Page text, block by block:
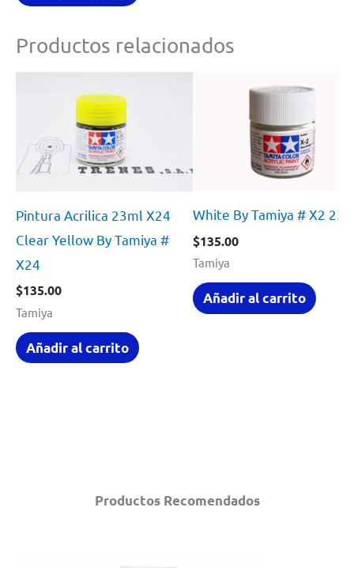
Productos Recomendados
Productos relacionados
Pintura Acrilica 23ml X24
Clear Yellow By Tamiya #
X24
$135.00
Tamiya
Añadir al carrito
White By Tamiya # X2
$135.00
Tamiya
Añadir al carrito